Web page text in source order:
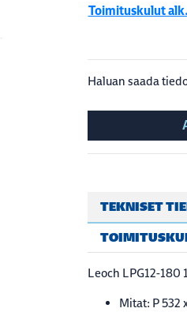
Toimituskulut
Haluan saada
TEKNISET
Leoch LPG12-180
Mitat: P 532